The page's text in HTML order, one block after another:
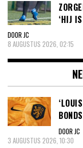
‘HIJ
DOOR JC
8 AUGUSTUS 2026, 02:15
DOOR JC
3 AUGUSTUS 2026, 10:30